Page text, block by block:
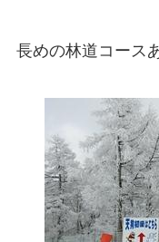
長めの林道コース